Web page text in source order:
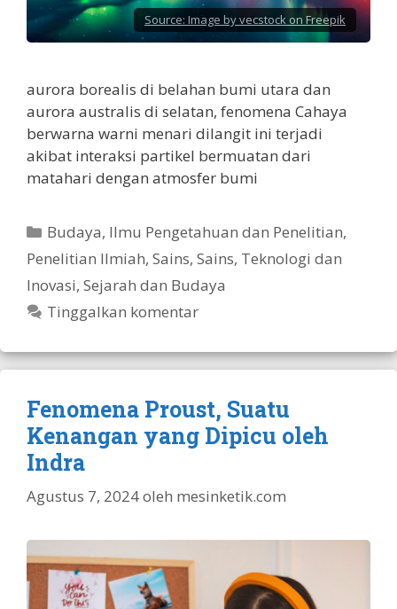
Source: Image by vecstock on Freepik
aurora borealis di belahan bumi utara dan
aurora australis di selatan, fenomena Cahaya
berwarna warni menari dilangit ini terjadi
akibat interaksi partikel bermuatan dari
matahari dengan atmosfer bumi
Kategori
Budaya, Ilmu Pengetahuan dan Penelitian,
Penelitian Ilmiah, Sains, Sains, Teknologi dan
Inovasi, Sejarah dan Budaya
Tinggalkan komentar
Fenomena Proust, Suatu
Kenangan yang Dipicu oleh
Indra
Agustus 7, 2024oleh mesinketik.com